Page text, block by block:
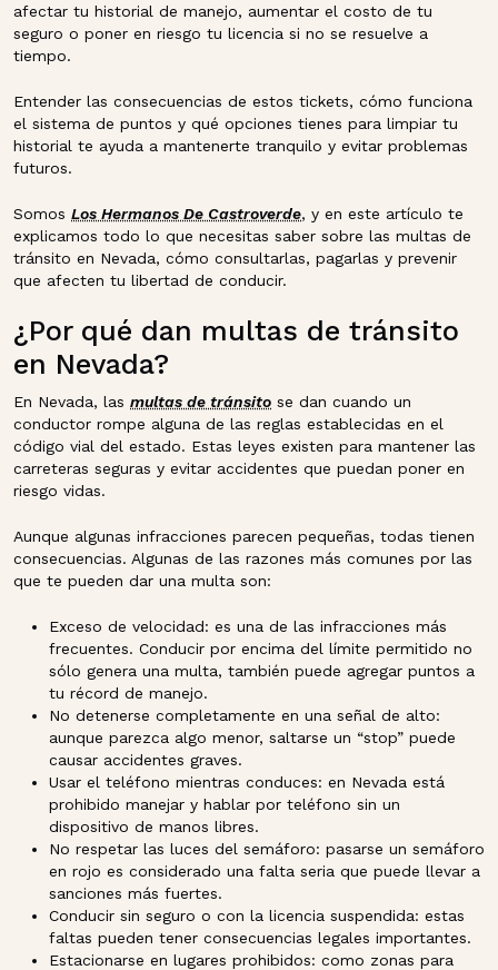
afectar tu historial de manejo, aumentar el costo de tu
seguro o poner en riesgo tu licencia si no se resuelve a
tiempo.
Entender las consecuencias de estos tickets, cómo funciona
el sistema de puntos y qué opciones tienes para limpiar tu
historial te ayuda a mantenerte tranquilo y evitar problemas
futuros.
Somos Los Hermanos De Castroverde, y en este artículo te
explicamos todo lo que necesitas saber sobre las multas de
tránsito en Nevada, cómo consultarlas, pagarlas y prevenir
que afecten tu libertad de conducir.
¿Por qué dan multas de tránsito
en Nevada?
En Nevada, las multas de tránsito se dan cuando un
conductor rompe alguna de las reglas establecidas en el
código vial del estado. Estas leyes existen para mantener las
carreteras seguras y evitar accidentes que puedan poner en
riesgo vidas.
Aunque algunas infracciones parecen pequeñas, todas tienen
consecuencias. Algunas de las razones más comunes por las
que te pueden dar una multa son:
Exceso de velocidad: es una de las infracciones más
frecuentes. Conducir por encima del límite permitido no
sólo genera una multa, también puede agregar puntos a
tu récord de manejo.
No detenerse completamente en una señal de alto:
aunque parezca algo menor, saltarse un “stop” puede
causar accidentes graves.
Usar el teléfono mientras conduces: en Nevada está
prohibido manejar y hablar por teléfono sin un
dispositivo de manos libres.
No respetar las luces del semáforo: pasarse un semáforo
en rojo es considerado una falta seria que puede llevar a
sanciones más fuertes.
Conducir sin seguro o con la licencia suspendida: estas
faltas pueden tener consecuencias legales importantes.
Estacionarse en lugares prohibidos: como zonas para